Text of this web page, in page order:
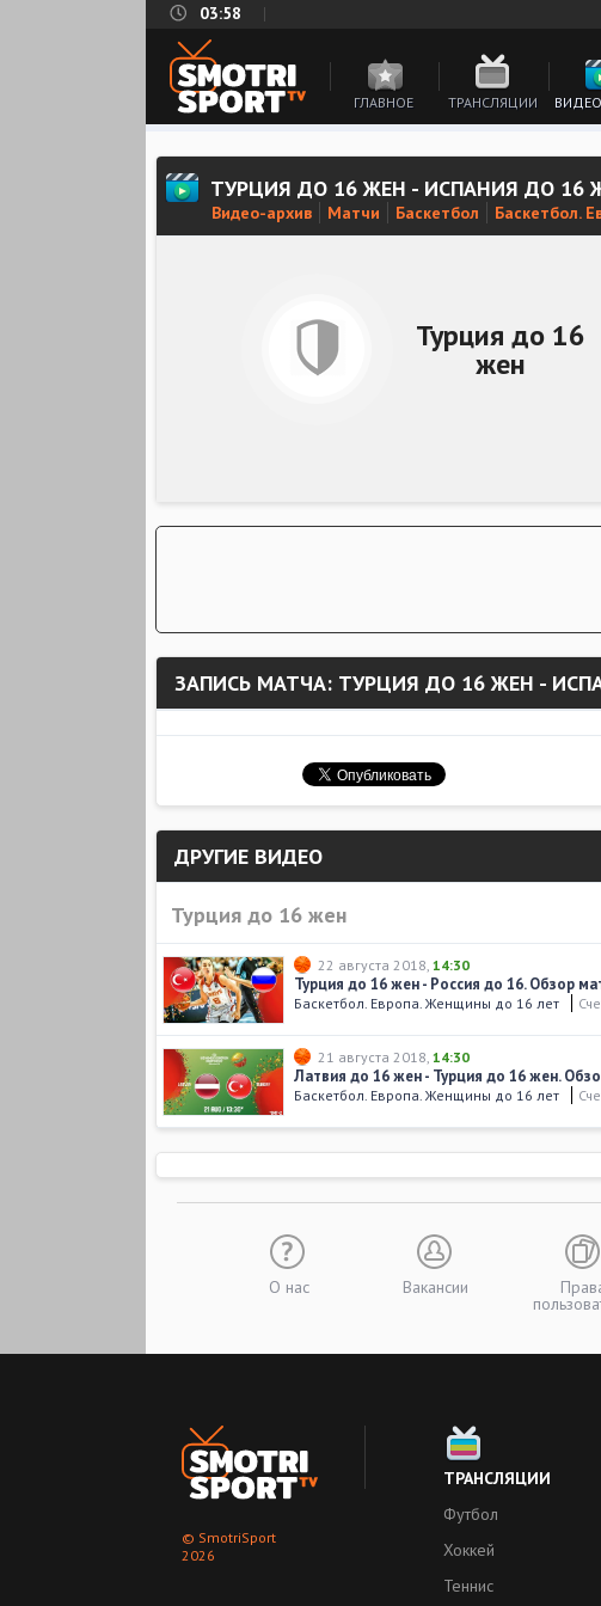
03:58
ГЛАВНОЕ ТРАНСЛЯЦИИ
ТУРЦИЯ ДО 16 ЖЕН - ИСПАНИЯ ДО 16
Видео-архив Матчи Баскетбол Баскетбол.
Турция до 16
жен
ЗАПИСЬ МАТЧА: ТУРЦИЯ ДО 16 ЖЕН -
ДРУГИЕ ВИДЕО
Турция до 16 жен
22 августа 2018, 14:30
Турция до 16 жен - Россия до 16. Обзор
Баскетбол. Европа. Женщины до 16 лет
21 августа 2018, 14:30
Латвия до 16 жен - Турция до 16 жен.
Баскетбол. Европа. Женщины до 16 лет
19 августа 2018,16:45
17 августа 2018,14:00
Турция до 16 жен - Бельгия до 16 жен.
Баскетбол. Европа. Женщины до 16 лет
Нидерланды до 16 жен - Турция до 16
04 августа 2017 19:30
Турция до 16 жен - Франция до 16 жен.
Баскетбол. Европа. Женщины до 16 лет
О нас Вакансии
© SmotriSport
2026
ТРАНСЛЯЦИИ
Футбол
Хоккей
Теннис